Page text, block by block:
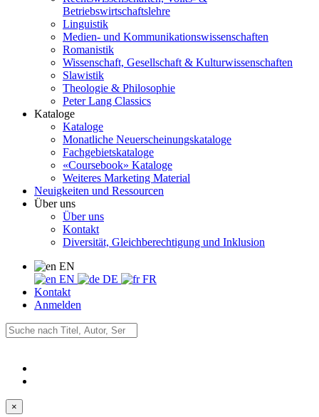
Betriebswirtschaftslehre
Linguistik
Medien- und Kommunikationswissenschaften
Romanistik
Wissenschaft, Gesellschaft & Kulturwissenschaften
Slawistik
Theologie & Philosophie
Peter Lang Classics
Kataloge
Kataloge
Monatliche Neuerscheinungskataloge
Fachgebietskataloge
«Coursebook» Kataloge
Weiteres Marketing Material
Neuigkeiten und Ressourcen
Über uns
Über uns
Kontakt
Diversität, Gleichberechtigung und Inklusion
EN
EN
DE
FR
Kontakt
Anmelden
×